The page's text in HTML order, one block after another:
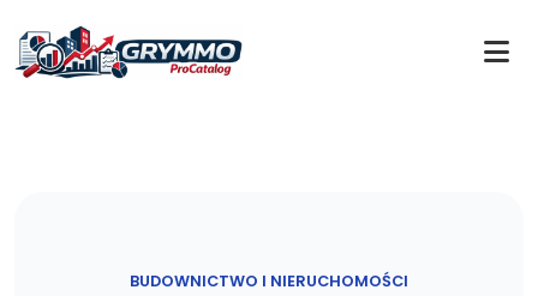
BUDOWNICTWO I NIERUCHOMOŚCI